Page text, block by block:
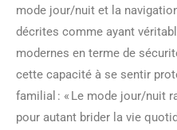
mode jour/nuit et la
décrites comme ayant
modernes en terme de
cette capacité à se sentir
familial : « Le mode jour/nuit
pour autant brider la vie